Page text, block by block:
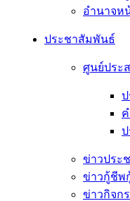
อํานาจห
ประชาสัมพันธ์
ศูนย์ประ
ข่าวประ
ข่าวกู้ชีพ
ข่าวกิจก